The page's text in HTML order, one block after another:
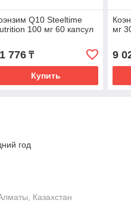
Q10 Steeltime
100 мг 60 капсул
776₸
Купить
мг
9
год
Казахстан